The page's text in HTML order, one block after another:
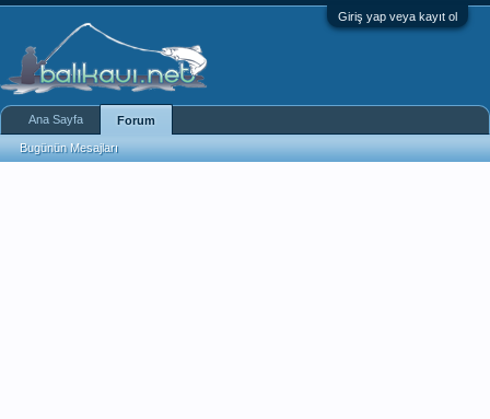
Giriş yap veya kayıt ol
Ana Sayfa Forum
Bugünün Mesajları